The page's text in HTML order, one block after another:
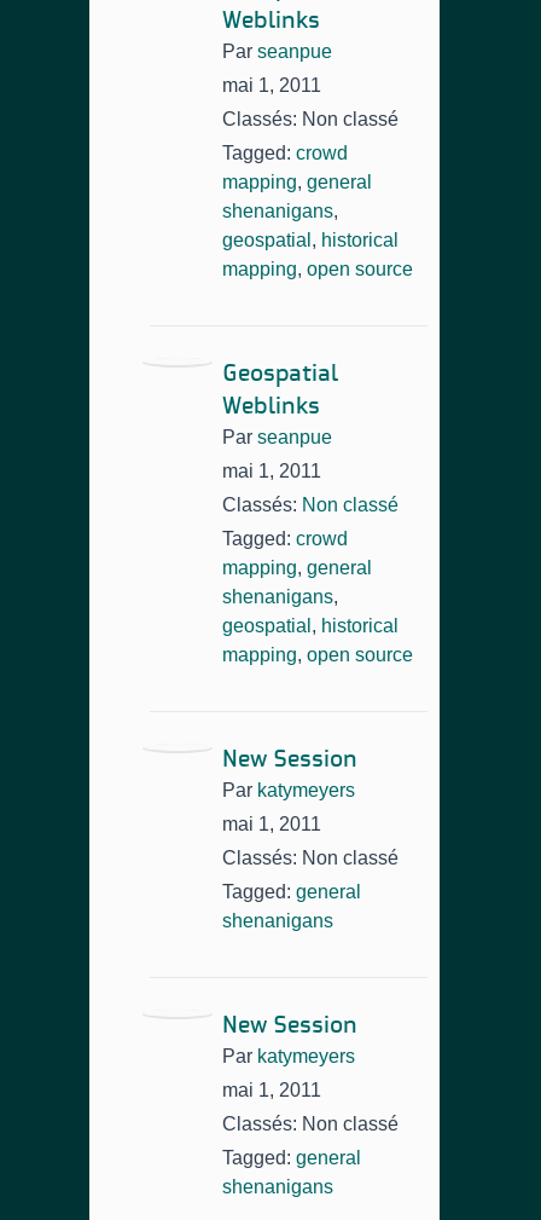
Weblinks
Par seanpue
mai 1, 2011
Classés: Non classé
Tagged: crowd
mapping, general
shenanigans,
geospatial , historical
mapping, open source
Geospatial
Weblinks
Par seanpue
mai 1, 2011
Classés: Non classé
Tagged: crowd
mapping, general
shenanigans,
geospatial , historical
mapping, open source
New Session
Par katymeyers
mai 1, 2011
Classés: Non classé
Tagged: general
shenanigans
New Session
Par katymeyers
mai 1, 2011
Classés: Non classé
Tagged: general
shenanigans